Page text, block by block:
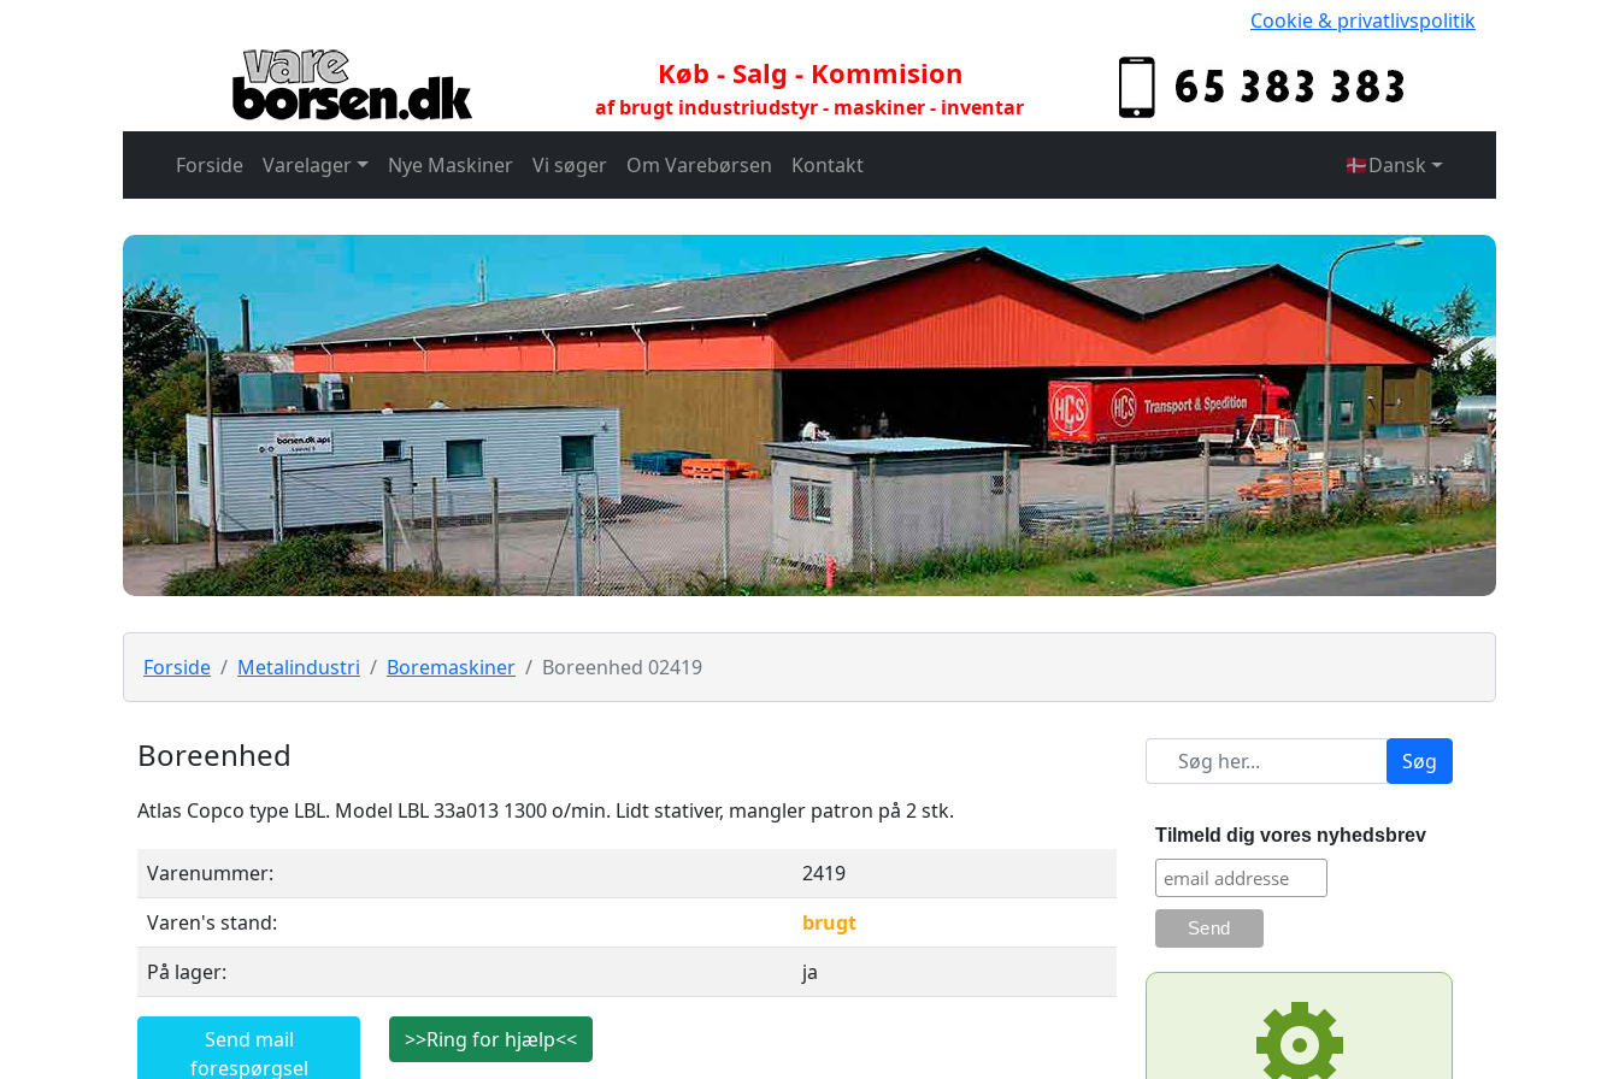
Cookie & privatlivspolitik
Køb - Salg - Kommision
af brugt industriudstyr - maskiner - inventar
Forside Varelager Nye Maskiner Vi søger Om Varebørsen Kontakt 🇩🇰Dansk
Forside Metalindustri Boremaskiner Boreenhed 02419
Boreenhed
Atlas Copco type LBL. Model LBL 33a013 1300 o/min. Lidt stativer, mangler patron på 2 stk.
Varenummer:
2419
Varen's stand:
brugt
På lager:
ja
Send mail
forespørgsel
>>Ring for hjælp<<
Søg
Tilmeld dig vores nyhedsbrev